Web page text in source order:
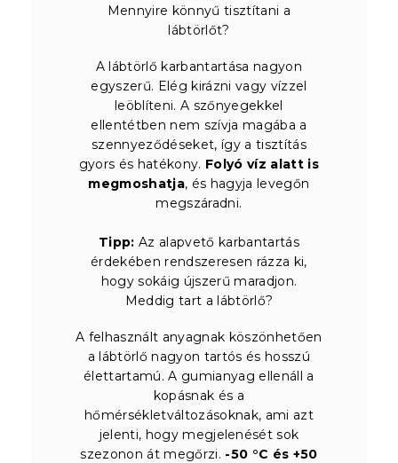
Mennyire könnyű tisztítani a
lábtörlőt?
A lábtörlő karbantartása nagyon
egyszerű. Elég kirázni vagy vízzel
leöblíteni. A szőnyegekkel
ellentétben nem szívja magába a
szennyeződéseket, így a tisztítás
gyors és hatékony. Folyó víz alatt is
megmoshatja, és hagyja levegőn
megszáradni.
Tipp: Az alapvető karbantartás
érdekében rendszeresen rázza ki,
hogy sokáig újszerű maradjon.
Meddig tart a lábtörlő?
A felhasznált anyagnak köszönhetően
a lábtörlő nagyon tartós és hosszú
élettartamú. A gumianyag ellenáll a
kopásnak és a
hőmérsékletváltozásoknak, ami azt
jelenti, hogy megjelenését sok
szezonon át megőrzi. -50 °C és +50